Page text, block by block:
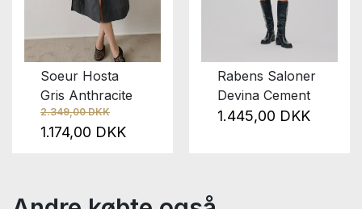
Soeur Hosta
Gris Anthracite
2.349,00 DKK
1.174,00 DKK
Rabens Saloner
Devina Cement
1.445,00 DKK